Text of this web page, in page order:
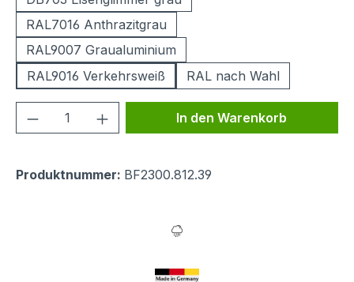
RAL7016 Anthrazitgrau
RAL9007 Graualuminium
RAL9016 Verkehrsweiß
RAL nach Wahl
Produkt Anzahl: Gib denIn den Warenkorb
Produktnummer: BF2300.812.39